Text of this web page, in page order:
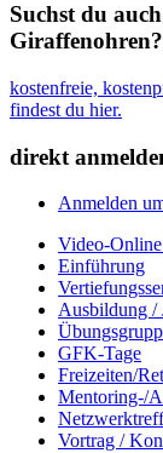
Suchst du
Giraffenohren?
kostenfreie,
findest du hier.
direkt
Anmelden
Video-
Einführung
Ausbildung /
GFK-Tage
Freizeiten/
Mentoring-/
Vortrag /